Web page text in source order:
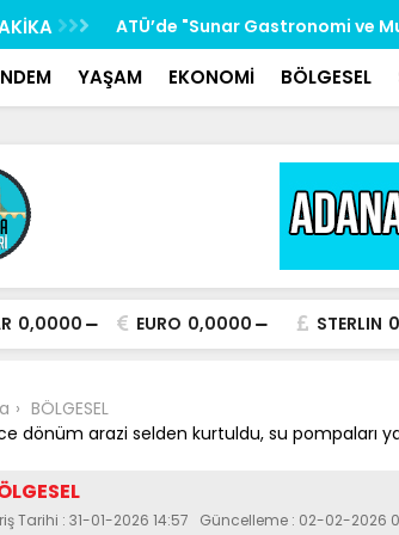
ATÜ’de "Sunar Gastronomi ve
kuruluyor
YAŞAM EKONOMİ BÖLGESEL
0,0000 EURO 0,0000 STERLIN
BÖLGESEL
dönüm arazi selden kurtuldu, su pompaları
Tarihi : 31-01-2026 14:57 Güncelleme : 02-02-2026